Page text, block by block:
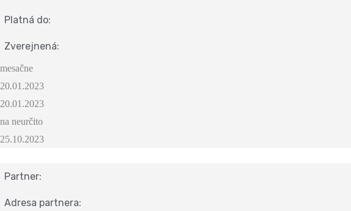
Platná do:
Zverejnená:
mesačne
20.01.2023
20.01.2023
na neurčito
25.10.2023
Partner:
Adresa partnera: